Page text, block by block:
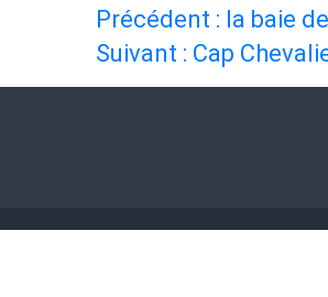
NAVIGATION
DE
L’ARTICLE
Précédent : la baie
Suivant : Cap